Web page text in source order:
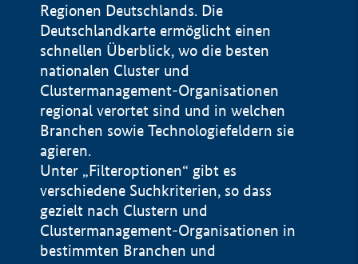
Regionen Deutschlands. Die
Deutschlandkarte ermöglicht einen
schnellen Überblick, wo die besten
nationalen Cluster und
Clustermanagement-Organisationen
regional verortet sind und in welchen
Branchen sowie Technologiefeldern sie
agieren.
Unter „Filteroptionen“ gibt es
verschiedene Suchkriterien, so dass
gezielt nach Clustern und
Clustermanagement-Organisationen in
bestimmten Branchen und
Impressum
Datenschutzerklärung
BMWE, 2026 ©
100 km © Geobasis-DE / BKG 2015